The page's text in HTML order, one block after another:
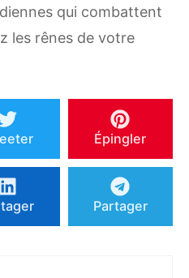
qui combattent
les rênes de votre
Épingler
Partager